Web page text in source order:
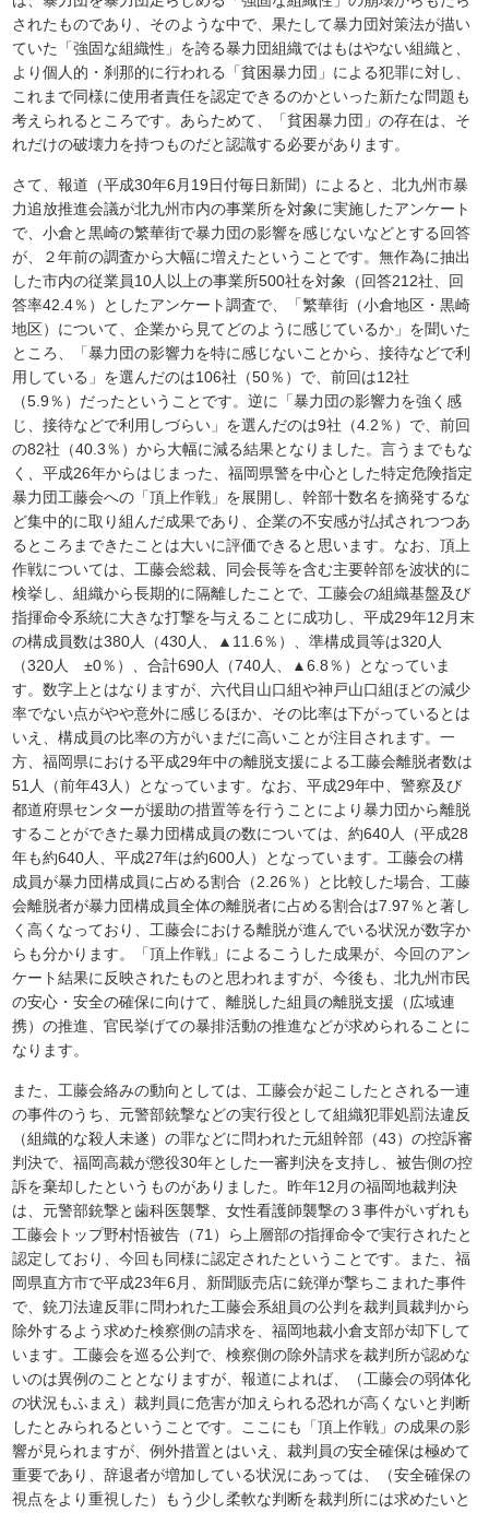
されたものであり、そのような中で、果たして暴力団対策法が描い
ていた「強固な組織性」を誇る暴力団組織ではもはやない組織と、
より個人的・刹那的に行われる「貧困暴力団」による犯罪に対し、
これまで同様に使用者責任を認定できるのかといった新たな問題も
考えられるところです。あらためて、「貧困暴力団」の存在は、そ
れだけの破壊力を持つものだと認識する必要があります。
さて、報道（平成30年6月19日付毎日新聞）によると、北九州市暴
力追放推進会議が北九州市内の事業所を対象に実施したアンケート
で、小倉と黒崎の繁華街で暴力団の影響を感じないなどとする回答
が、２年前の調査から大幅に増えたということです。無作為に抽出
した市内の従業員10人以上の事業所500社を対象（回答212社、回
答率42.4％）としたアンケート調査で、「繁華街（小倉地区・黒崎
地区）について、企業から見てどのように感じているか」を聞いた
ところ、「暴力団の影響力を特に感じないことから、接待などで利
用している」を選んだのは106社（50％）で、前回は12社
（5.9％）だったということです。逆に「暴力団の影響力を強く感
じ、接待などで利用しづらい」を選んだのは9社（4.2％）で、前回
の82社（40.3％）から大幅に減る結果となりました。言うまでもな
く、平成26年からはじまった、福岡県警を中心とした特定危険指定
暴力団工藤会への「頂上作戦」を展開し、幹部十数名を摘発するな
ど集中的に取り組んだ成果であり、企業の不安感が払拭されつつあ
るところまできたことは大いに評価できると思います。なお、頂上
作戦については、工藤会総裁、同会長等を含む主要幹部を波状的に
検挙し、組織から長期的に隔離したことで、工藤会の組織基盤及び
指揮命令系統に大きな打撃を与えることに成功し、平成29年12月末
の構成員数は380人（430人、▲11.6％）、準構成員等は320人
（320人 ±0％）、合計690人（740人、▲6.8％）となっていま
す。数字上とはなりますが、六代目山口組や神戸山口組ほどの減少
率でない点がやや意外に感じるほか、その比率は下がっているとは
いえ、構成員の比率の方がいまだに高いことが注目されます。一
方、福岡県における平成29年中の離脱支援による工藤会離脱者数は
51人（前年43人）となっています。なお、平成29年中、警察及び
都道府県センターが援助の措置等を行うことにより暴力団から離脱
することができた暴力団構成員の数については、約640人（平成28
年も約640人、平成27年は約600人）となっています。工藤会の構
成員が暴力団構成員に占める割合（2.26％）と比較した場合、工藤
会離脱者が暴力団構成員全体の離脱者に占める割合は7.97％と著し
く高くなっており、工藤会における離脱が進んでいる状況が数字か
らも分かります。「頂上作戦」によるこうした成果が、今回のアン
ケート結果に反映されたものと思われますが、今後も、北九州市民
の安心・安全の確保に向けて、離脱した組員の離脱支援（広域連
携）の推進、官民挙げての暴排活動の推進などが求められることに
なります。
また、工藤会絡みの動向としては、工藤会が起こしたとされる一連
の事件のうち、元警部銃撃などの実行役として組織犯罪処罰法違反
（組織的な殺人未遂）の罪などに問われた元組幹部（43）の控訴審
判決で、福岡高裁が懲役30年とした一審判決を支持し、被告側の控
訴を棄却したというものがありました。昨年12月の福岡地裁判決
は、元警部銃撃と歯科医襲撃、女性看護師襲撃の３事件がいずれも
工藤会トップ野村悟被告（71）ら上層部の指揮命令で実行されたと
認定しており、今回も同様に認定されたということです。また、福
岡県直方市で平成23年6月、新聞販売店に銃弾が撃ちこまれた事件
で、銃刀法違反罪に問われた工藤会系組員の公判を裁判員裁判から
除外するよう求めた検察側の請求を、福岡地裁小倉支部が却下して
います。工藤会を巡る公判で、検察側の除外請求を裁判所が認めな
いのは異例のこととなりますが、報道によれば、（工藤会の弱体化
の状況もふまえ）裁判員に危害が加えられる恐れが高くないと判断
したとみられるということです。ここにも「頂上作戦」の成果の影
響が見られますが、例外措置とはいえ、裁判員の安全確保は極めて
重要であり、辞退者が増加している状況にあっては、（安全確保の
視点をより重視した）もう少し柔軟な判断を裁判所には求めたいと